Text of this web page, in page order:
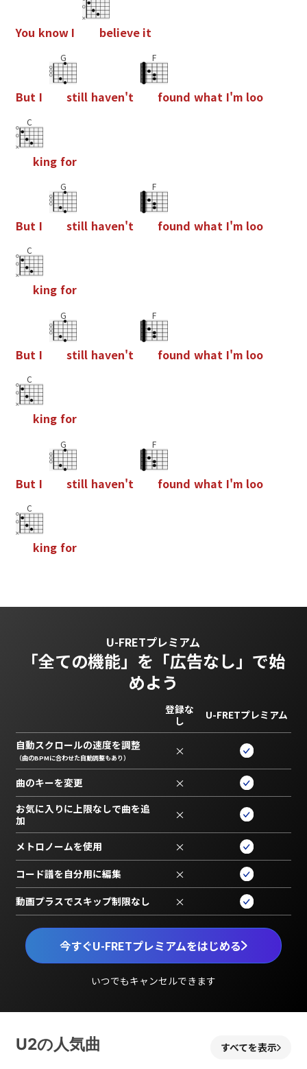
You know I believe it
But I
G
still haven't
F
found what I'm loo
C
king for
But I
G
still haven't
F
found what I'm loo
C
king for
But I
G
still haven't
F
found what I'm loo
C
king for
But I
G
still haven't
F
found what I'm loo
C
king for
U-FRETプレミアム
「全ての機能」を 「広告なし」で始
めよう
今すぐU-FRETプレミアムをはじめる
いつでもキャンセルできます
登録な
し
U-FRETプレミアム
自動スクロールの速度を調整
（曲のBPMに合わせた自動調整もあり） ×
曲のキーを変更 ×
お気に入りに上限なしで曲を追
加
×
メトロノームを使用 ×
コード譜を自分用に編集 ×
動画プラスでスキップ制限なし ×
U2の人気曲 すべてを表示